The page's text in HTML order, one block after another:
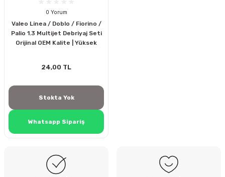
0 Yorum
Valeo Linea / Doblo / Fiorino /
Palio 1.3 Multijet Debriyaj Seti
Orijinal OEM Kalite | Yüksek
24,00 TL
Stokta Yok
Whatsapp Sipariş